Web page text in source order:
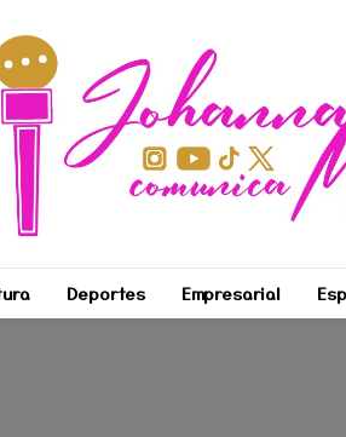
Deportes Empresarial